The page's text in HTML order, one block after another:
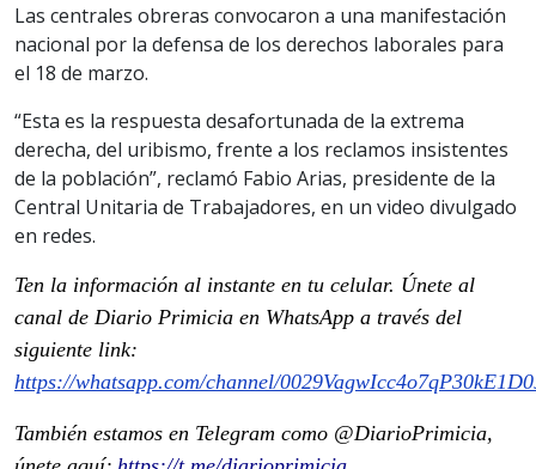
Las centrales obreras convocaron a una manifestación
nacional por la defensa de los derechos laborales para
el 18 de marzo.
“Esta es la respuesta desafortunada de la extrema
derecha, del uribismo, frente a los reclamos insistentes
de la población”, reclamó Fabio Arias, presidente de la
Central Unitaria de Trabajadores, en un video divulgado
en redes.
Ten la información al instante en tu celular. Únete al
canal de Diario Primicia en WhatsApp a través del
siguiente link:
https://whatsapp.com/channel/
También estamos en Telegram como @DiarioPrimicia,